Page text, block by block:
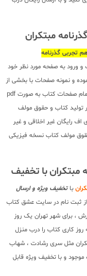
تجربی گذرنامه
ورود به صفحه مورد نظر خود
و نمونه صفحات با بخشی از
کتاب را بطور رایگان ملاحظه نمایید. بدیهی است تمام صفحات کتاب به صورت pdf
تولید کتاب و حقوق مولف
رایگان غیر اخلاقی و غیر
مولف کتاب نسخه فیزیکی
مبتکران با تخفیف
با تخفیف ویژه و ارسال
ثبت نام در سایت عشق کتاب
، برای شهر تهران یک روز
کاری کتاب را درب منزل
مثل سری رشادت ، شهاب
و با تخفیف ویژه قابل